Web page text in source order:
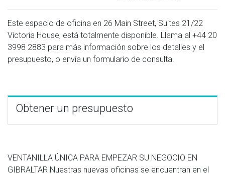
Este espacio de oficina en 26 Main Street, Suites 21/22
Victoria House, está totalmente disponible. Llama al +44 20
3998 2883 para más información sobre los detalles y el
presupuesto, o envía un formulario de consulta.
Obtener un presupuesto
VENTANILLA ÚNICA PARA EMPEZAR SU NEGOCIO EN
GIBRALTAR Nuestras nuevas oficinas se encuentran en el